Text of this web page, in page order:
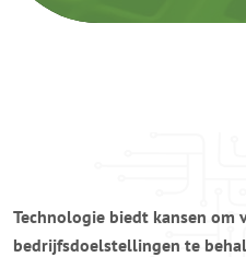
Technologie biedt kansen om
bedrijfsdoelstellingen te